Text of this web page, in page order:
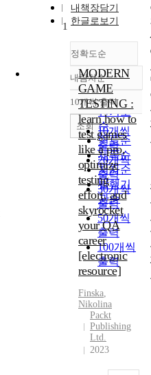
내책장담기
한글로보기
정확도순
정확도
순
인기도
순
연도순
제목순
저자순
발행기
관순
내림차순
내림차순
10개씩 출력
10개씩
출력
20개씩
출력
30개씩
출력
50개씩
출력
100개씩
출력
조회
1
MODERN
GAME
TESTING :
learn how to
test games
like a pro,
optimize
testing
effort, and
skyrocket
your QA
career
[electronic
resource]
Finska,
Nikolina
Packt
Publishing
Ltd.
2023